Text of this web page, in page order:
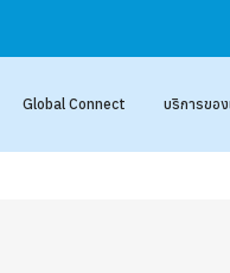
Global Connect บริการของ